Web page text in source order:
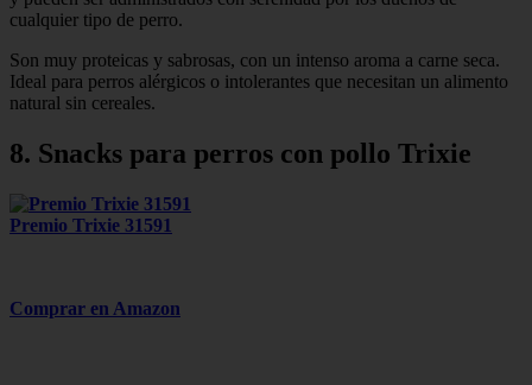
cualquier tipo de perro.
Son muy proteicas y sabrosas, con un intenso aroma a carne seca.
Ideal para perros alérgicos o intolerantes que necesitan un alimento
natural sin cereales.
8. Snacks para perros con pollo Trixie
Premio Trixie 31591
Comprar en Amazon